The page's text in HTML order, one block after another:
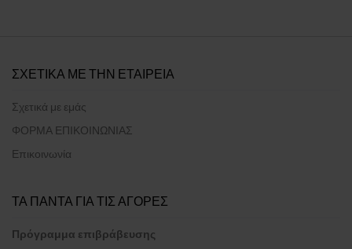
ΣΧΕΤΙΚΑ ΜΕ ΤΗΝ ΕΤΑΙΡΕΙΑ
Σχετικά με εμάς
ΦΟΡΜΑ ΕΠΙΚΟΙΝΩΝΙΑΣ
Επικοινωνία
ΤΑ ΠΑΝΤΑ ΓΙΑ ΤΙΣ ΑΓΟΡΕΣ
Πρόγραμμα επιβράβευσης